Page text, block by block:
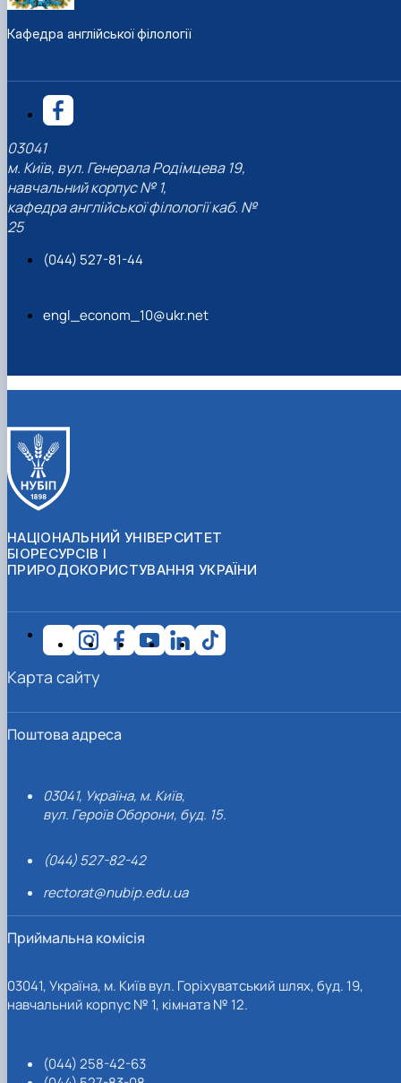
Кафедра англійської філології
03041
м. Київ, вул. Генерала Родімцева 19,
навчальний корпус № 1,
кафедра англійської філології каб. №
25
(044) 527-81-44
engl_econom_10@ukr.net
НАЦІОНАЛЬНИЙ УНІВЕРСИТЕТ
БІОРЕСУРСІВ І
ПРИРОДОКОРИСТУВАННЯ УКРАЇНИ
Поштова адреса
03041, Україна, м. Київ,
вул. Героїв Оборони, буд. 15.
(044) 527-82-42
rectorat@nubip.edu.ua
Приймальна комісія
03041, Україна, м. Київ вул. Горіхуватський шлях, буд. 19,
навчальний корпус № 1, кімната № 12.
(044) 258-42-63
Карта сайту